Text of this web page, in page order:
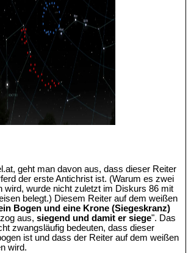
geht man davon aus, dass dieser Reiter
der erste Antichrist ist. (Warum es zwei
wird, wurde nicht zuletzt im Diskurs 86 mit
belegt.) Diesem Reiter auf dem weißen
Bogen und eine Krone (Siegeskranz)
zog aus,siegend und damit er siege". Das
zwangsläufig bedeuten, dass dieser
ist und dass der Reiter auf dem weißen
wird.